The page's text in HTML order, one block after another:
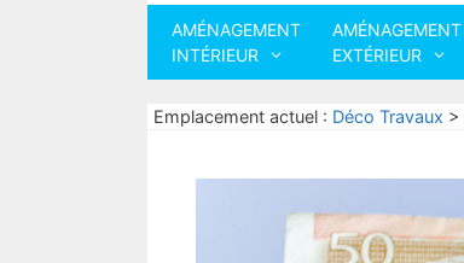
AMÉNAGEMENT
INTÉRIEUR
AMÉNAGEMENT
EXTÉRIEUR
Emplacement actuel : Déco Travaux >